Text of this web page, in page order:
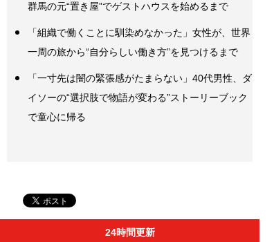
群馬の元“置き屋”でゲストハウスを始めるまで
「組織で働くことに馴染めなかった」女性が、世界
一周の旅から“自分らしい働き方”を見つけるまで
「一寸先は闇の緊張感がたまらない」40代男性、ダ
イソーの“選択肢で物語が変わる”ストーリーブック
で童心に帰る
24時間更新